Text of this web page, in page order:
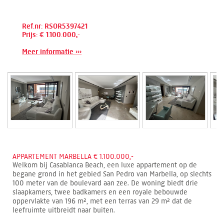
Ref.nr: RSOR5397421
Prijs: € 1.100.000,-
Meer informatie ›››
APPARTEMENT MARBELLA € 1.100.000,-
Welkom bij Casablanca Beach, een luxe appartement op de
begane grond in het gebied San Pedro van Marbella, op slechts
100 meter van de boulevard aan zee. De woning biedt drie
slaapkamers, twee badkamers en een royale bebouwde
oppervlakte van 196 m², met een terras van 29 m² dat de
leefruimte uitbreidt naar buiten.